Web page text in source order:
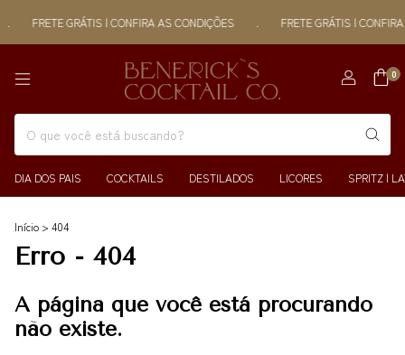
FRETE GRÁTIS | CONFIRA AS CONDIÇÕES FRETE GRÁTIS |
0
DIA DOS PAIS COCKTAILS DESTILADOS LICORES SPRITZ |
Início > 404
Erro - 404
A página que você está procurando
não existe.